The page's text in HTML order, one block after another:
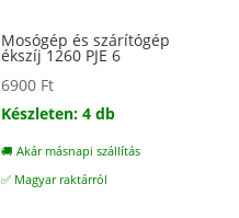
Mosógép és szárítógép
ékszíj 1260 PJE 6
6900 Ft
Készleten: 4 db
🚚 Akár másnapi szállítás
✅ Magyar raktárról